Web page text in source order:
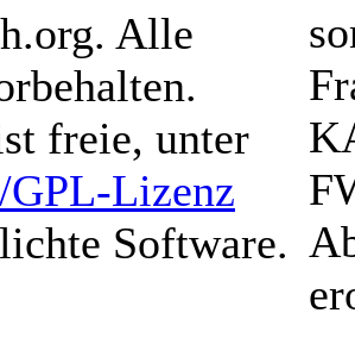
Alle
freie, unter
Lizenz
Software.